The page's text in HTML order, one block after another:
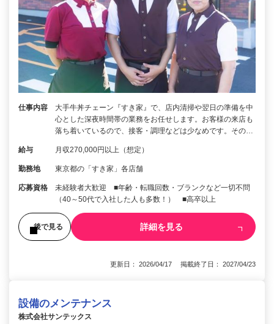
仕事内容
大手牛丼チェーン『すき家』で、店内清掃や翌日の準備を中
心とした深夜時間帯の業務をお任せします。お客様の来店も
落ち着いているので、接客・調理などは少なめです。その…
給与 月収270,000円以上（想定）
勤務地 東京都の「すき家」各店舗
応募資格
未経験者大歓迎 ■年齢・転職回数・ブランクなど一切不問
（40～50代で入社した人も多数！） ■高卒以上
後で見る 詳細を見る
更新日： 2026/04/17 掲載終了日： 2027/04/23
設備のメンテナンス
株式会社サンテックス